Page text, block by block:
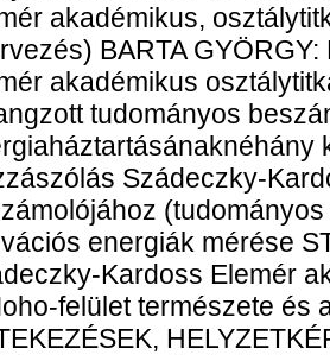
akadémikus,
BARTA
akadémikus
tudományos
Szádeczky-
energiák mérése
Kardoss Elemér
felület természete és